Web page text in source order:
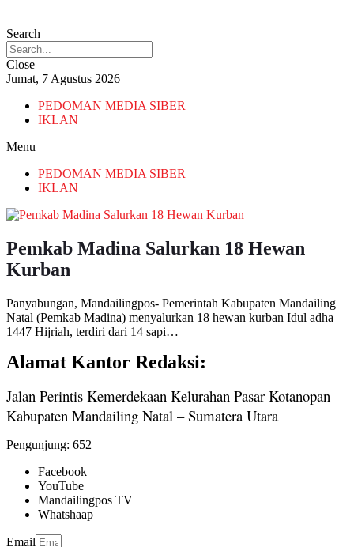
Search
Close
Jumat, 7 Agustus 2026
PEDOMAN MEDIA SIBER
IKLAN
Menu
PEDOMAN MEDIA SIBER
IKLAN
Pemkab Madina Salurkan 18 Hewan
Kurban
Panyabungan, Mandailingpos- Pemerintah Kabupaten Mandailing
Natal (Pemkab Madina) menyalurkan 18 hewan kurban Idul adha
1447 Hijriah, terdiri dari 14 sapi…
Alamat Kantor Redaksi:
Jalan Perintis Kemerdekaan Kelurahan Pasar Kotanopan
Kabupaten Mandailing Natal – Sumatera Utara
Pengunjung: 652
Facebook
YouTube
Mandailingpos TV
Whatshaap
Email